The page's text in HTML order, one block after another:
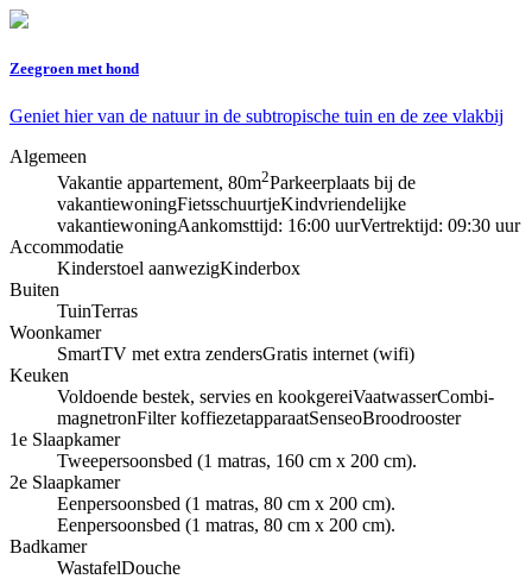
Zeegroen met hond
Geniet hier van de natuur in de subtropische tuin en de zee vlakbij
Algemeen
Vakantie appartement, 80m2Parkeerplaats bij de
vakantiewoningFietsschuurtjeKindvriendelijke
vakantiewoningAankomsttijd: 16:00 uurVertrektijd: 09:30 uur
Accommodatie
Kinderstoel aanwezigKinderbox
Buiten
TuinTerras
Woonkamer
SmartTV met extra zendersGratis internet (wifi)
Keuken
Voldoende bestek, servies en kookgereiVaatwasserCombi-
magnetronFilter koffiezetapparaatSenseoBroodrooster
1e Slaapkamer
Tweepersoonsbed (1 matras, 160 cm x 200 cm).
2e Slaapkamer
Eenpersoonsbed (1 matras, 80 cm x 200 cm).
Eenpersoonsbed (1 matras, 80 cm x 200 cm).
Badkamer
WastafelDouche